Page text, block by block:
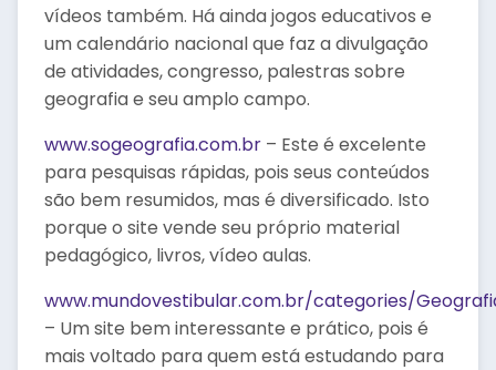
vídeos também. Há ainda jogos educativos e
um calendário nacional que faz a divulgação
de atividades, congresso, palestras sobre
geografia e seu amplo campo.
www.sogeografia.com.br – Este é excelente
para pesquisas rápidas, pois seus conteúdos
são bem resumidos, mas é diversificado. Isto
porque o site vende seu próprio material
pedagógico, livros, vídeo aulas.
www.mundovestibular.com.br/categories/
– Um site bem interessante e prático, pois é
mais voltado para quem está estudando para